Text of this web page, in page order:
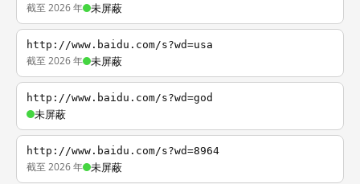
截至 2026 年 未屏蔽
http://www.baidu.com/s?wd=usa
截至 2026 年 未屏蔽
http://www.baidu.com/s?wd=god
未屏蔽
http://www.baidu.com/s?wd=8964
截至 2026 年 未屏蔽